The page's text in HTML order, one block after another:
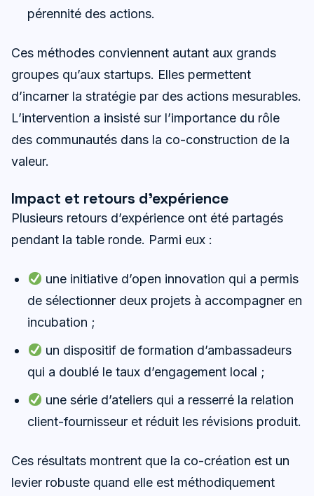
pérennité des actions.
Ces méthodes conviennent autant aux grands
groupes qu’aux startups. Elles permettent
d’incarner la stratégie par des actions mesurables.
L’intervention a insisté sur l’importance du rôle
des communautés dans la co-construction de la
valeur.
Impact et retours d’expérience
Plusieurs retours d’expérience ont été partagés
pendant la table ronde. Parmi eux :
une initiative d’open innovation qui a permis
de sélectionner deux projets à accompagner en
incubation ;
un dispositif de formation d’ambassadeurs
qui a doublé le taux d’engagement local ;
une série d’ateliers qui a resserré la relation
client-fournisseur et réduit les révisions produit.
Ces résultats montrent que la co-création est un
levier robuste quand elle est méthodiquement